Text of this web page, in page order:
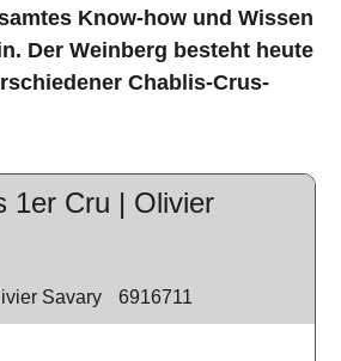
Know-how und Wissen
Der Weinberg besteht heute
Chablis-Crus-
1er Cru | Olivier
Savary 6916711